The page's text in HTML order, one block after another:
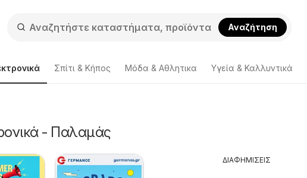
Αναζήτηση
Σπίτι & Κήπος Μόδα & Aθλητικα Υγεία & Καλλυντικά
- Παλαμάς
ΔΙΑΦΗΜΙΣΕΙΣ